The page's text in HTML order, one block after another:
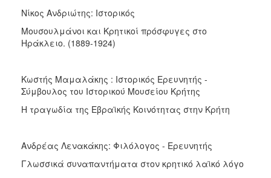
Νίκος Ανδριώτης: Ιστορικός
Μουσουλμάνοι και Κρητικοί πρόσφυγες στο
Ηράκλειο. (1889-1924)
Κωστής Μαμαλάκης : Ιστορικός Ερευνητής -
Σύμβουλος του Ιστορικού Μουσείου Κρήτης
Η τραγωδία της Εβραϊκής Κοινότητας στην Κρήτη
Ανδρέας Λενακάκης: Φιλόλογος - Ερευνητής
Γλωσσικά συναπαντήματα στον κρητικό λαϊκό λόγο